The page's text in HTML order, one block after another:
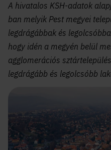
A hivatalos KSH-adatok
ban melyik Pest megyei
legdrágábbak és
hogy idén a megyén belül
agglomerációs
legdrágább és legolcsóbb